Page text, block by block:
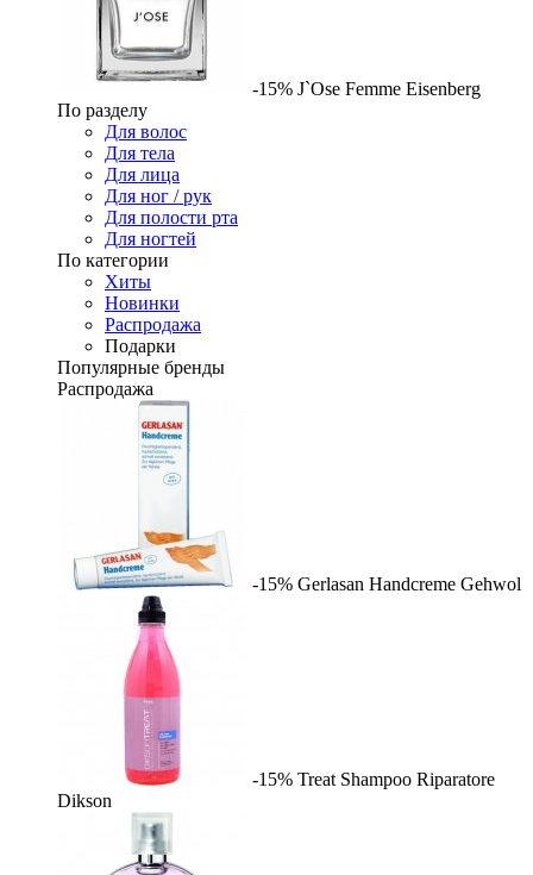
-15% J`Ose Femme Eisenberg
По разделу
Для волос
Для тела
Для лица
Для ног / рук
Для полости рта
Для ногтей
По категории
Хиты
Новинки
Распродажа
Подарки
Популярные бренды
Распродажа
-15% Gerlasan Handcreme Gehwol
-15% Treat Shampoo Riparatore
Dikson